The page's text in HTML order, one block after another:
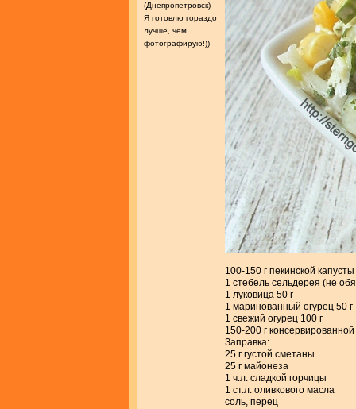
(Днепропетровск)
Я готовлю гораздо
лучше, чем
фотографирую!))
100-150 г пекинской капусты
1 стебель сельдерея (не
1 луковица 50 г
1 маринованный огурец 50 г
1 свежий огурец 100 г
150-200 г консервированной
Заправка:
25 г густой сметаны
25 г майонеза
1 ч.л. сладкой горчицы
1 ст.л. оливкового масла
соль, перец